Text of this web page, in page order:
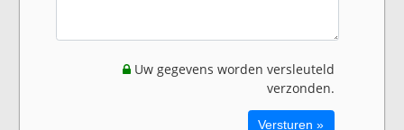
Uw gegevens worden versleuteld
verzonden.